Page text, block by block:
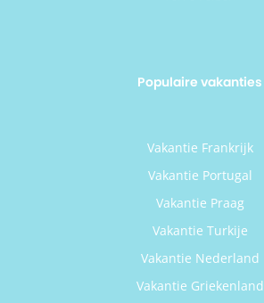
Populaire vakanties
Vakantie Frankrijk
Vakantie Portugal
Vakantie Praag
Vakantie Turkije
Vakantie Nederland
Vakantie Griekenland